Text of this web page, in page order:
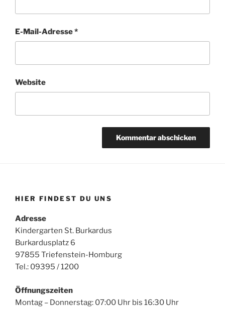
E-Mail-Adresse*
Website
HIER FINDEST DU UNS
Adresse
Kindergarten St. Burkardus
Burkardusplatz 6
97855 Triefenstein-Homburg
Tel.: 09395 / 1200
Öffnungszeiten
Montag – Donnerstag: 07:00 Uhr bis 16:30 Uhr